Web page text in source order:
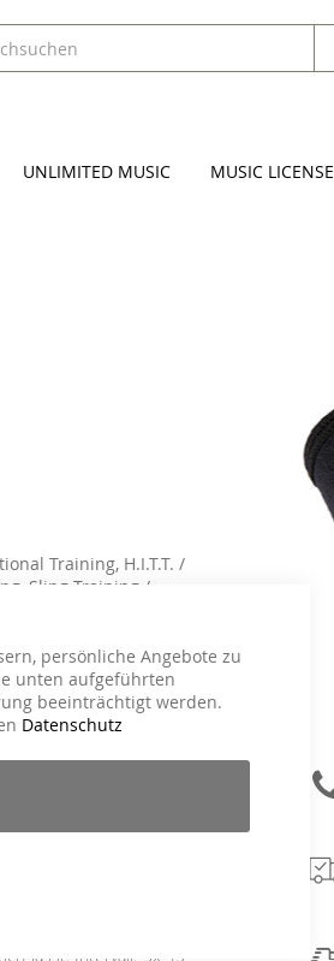
persönliche Angebote zu
unten aufgeführten
beeinträchtigt werden.
Datenschutz
UNLIMITED MUSIC MUSIC LICENSE
Training, H.I.T.T. /
Sling Training /
/ Electronic / Club,
und voller Schwung
Power. Ob Indoor
lässt. Intervall: 3x 45